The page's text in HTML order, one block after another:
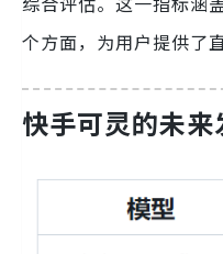
个方面，为用户提供了
快手可灵的未来